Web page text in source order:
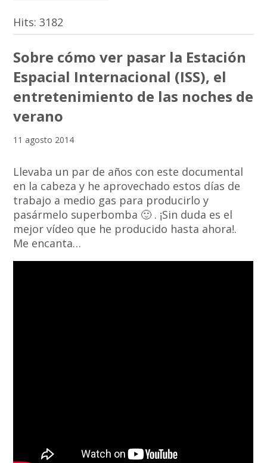
Hits: 3182
Sobre cómo ver pasar la Estación
Espacial Internacional (ISS), el
entretenimiento de las noches de
verano
11 agosto 2014
Llevaba un par de años con este documental
en la cabeza y he aprovechado estos días de
trabajo a medio gas para producirlo y
pasármelo superbomba 🙂 . ¡Sin duda es el
mejor vídeo que he producido hasta ahora!.
Me encanta…